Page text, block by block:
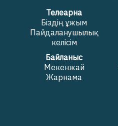
Телеарна
Біздің ұжым
Пайдаланушылық
келісім
Байланыс
Мекенжай
Жарнама